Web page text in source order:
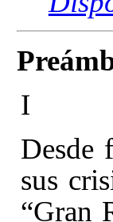
I
Desde
sus
“Gran